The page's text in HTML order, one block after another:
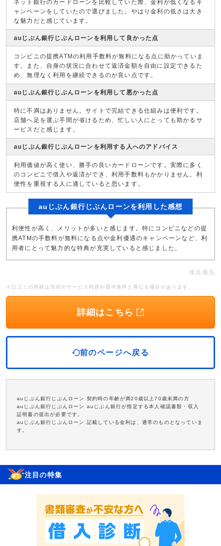
ネット銀行のカードローンを比較していた際、金利が低くなるキ
ャンペーンをしていたので選びました。やはり金利の低さは大き
な魅力だと感じています。
auじぶん銀行じぶんローンを利用して良かった点
コンビニの提携ATMの利用手数料が無料になる点に助かっていま
す。また、自身の状況に合わせて返済金額を自由に設定できるた
め、無理なく利用を継続できるのが良い点です。
auじぶん銀行じぶんローンを利用して悪かった点
特に不満はありません。サイトで完結できる仕組みは便利です。
店舗へ足を運ぶ手間が省けるため、忙しい人にとっても助かるサ
ービスだと感じます。
auじぶん銀行じぶんローンを利用する人へのアドバイス
利用価値が高く使い、勝手の良いカードローンです。実際に多く
のコンビニで借入や返済ができ、利用手数料もかかりません。利
便性を重視する人に適していると思います。
auじぶん銀行じぶんローンを利用した感想
利便性が高く、メリットが多いと感じます。特にコンビニなどの提
携ATMの手数料が無料になる点や金利優遇のキャンペーンなど、利
用者にとって魅力的な特典が充実していると感じました。
違反報告
※口コミの内容は現在のサービス内容や貸付条件と異なる場合があります。
詳細はこちら
前のページへ戻る
auじぶん銀行じぶんローン 契約時の年齢が満20歳以上70歳未満の方
auじぶん銀行じぶんローン auじぶん銀行が指定する本人確認書類・収入
証明書の提出が必要です。
auじぶん銀行じぶんローン 記載している金利は、通常のものとなっていま
す。
注目の特集